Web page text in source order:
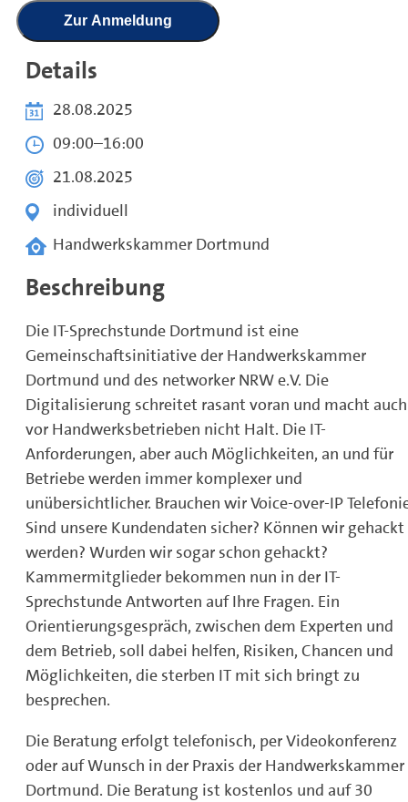
Zur Anmeldung
Details
28.08.2025
09:00–16:00
21.08.2025
individuell
Handwerkskammer Dortmund
Beschreibung
Die IT-Sprechstunde Dortmund ist eine
Gemeinschaftsinitiative der Handwerkskammer
Dortmund und des networker NRW e.V. Die
Digitalisierung schreitet rasant voran und macht auch
vor Handwerksbetrieben nicht Halt. Die IT-
Anforderungen, aber auch Möglichkeiten, an und für
Betriebe werden immer komplexer und
unübersichtlicher. Brauchen wir Voice-over-IP
Sind unsere Kundendaten sicher? Können wir gehackt
werden? Wurden wir sogar schon gehackt?
Kammermitglieder bekommen nun in der IT-
Sprechstunde Antworten auf Ihre Fragen. Ein
Orientierungsgespräch, zwischen dem Experten und
dem Betrieb, soll dabei helfen, Risiken, Chancen und
Möglichkeiten, die sterben IT mit sich bringt zu
besprechen.
Die Beratung erfolgt telefonisch, per Videokonferenz
oder auf Wunsch in der Praxis der Handwerkskammer
Dortmund. Die Beratung ist kostenlos und auf 30